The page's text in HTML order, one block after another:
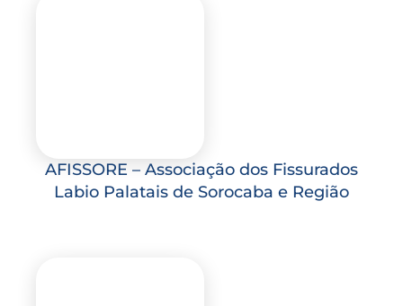
AFISSORE – Associação dos Fissurados
Labio Palatais de Sorocaba e Região